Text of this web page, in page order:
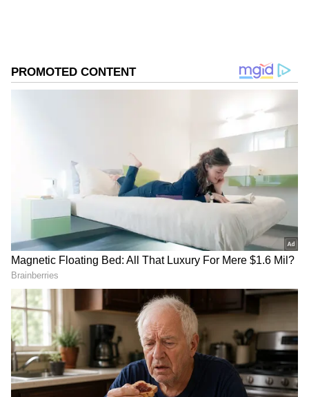
ಭಾವೋದ್ವೇಗದಲ್ಲಿ ಜಾತಿಯ ಹೆಸರನ್ನು ಬಳಸಿ
ನಿಂದಿಸಿಕೊಂಡರೆ, ಅದು ಸ್ವಯಂಚಾಲಿತವಾಗಿ ದೌರ್ಜನ್ಯ ತಡೆ
ಕಾಯ್ದೆಯಡಿ ಶಿಕ್ಷಾರ್ಹ ಅಪರಾಧ ಎನಿಸಿಕೊಳ್ಳುವುದಿಲ್ಲ. ಅಷ್ಟೇ
ಅಲ್ಲದೆ, ಮನೆಯೊಳಗೆ ಇಬ್ಬರ ನಡುವೆ ನಡೆಯುವ ಗಲಾಟೆಯು
ಕೇಳಿಸಿತು ಎಂಬ ಒಂದೇ ಕಾರಣಕ್ಕೆ, ಅದನ್ನು ಸಾರ್ವಜನಿಕ
ವೀಕ್ಷಣೆಯ ಸ್ಥಳದಲ್ಲಿ ನಡೆದ ಅಪರಾಧ ಎಂದು ಪರಿಗಣಿಸಲು
ಕಾನೂನಿನಲ್ಲಿ ಅವಕಾಶವಿಲ್ಲ ಮತ್ತು ಕಾಯ್ದೆಯ ಅಗತ್ಯ
ನಿಯಮಗಳನ್ನು ಪೂರೈಸಲು ಇದು ಖಂಡಿತಾ ಸಾಲುವುದಿಲ್ಲ
ಎಂದು ನ್ಯಾಯಾಲಯ ಸ್ಪಷ್ಟಪಡಿಸಿದೆ.
DOWNLOAD APP
ಆರೋಗ್ಯ, ಸೌಂದರ್ಯ, ಫಿಟ್‌ನೆಸ್,ಕಿಚನ್ ಟಿಪ್ಸ್‌,
ಸಂಬಂಧ, ಫ್ಯಾಷನ್, ರೆಸಿಪಿಅಪ್ಡೇಟ್‌ಗಳಿಗಾಗಿ
ಏಷ್ಯಾನೆಟ್ ಸುವರ್ಣ ನ್ಯೂಸ್‌ ಫಾಲೋ ಮಾಡಿ.
ಸಂಪೂರ್ಣ ಮಾಹಿತಿ ಒಂದೇ ಕ್ಲಿಕ್‌ನಲ್ಲಿ ಲಭ್ಯ. ಏಷ್ಯಾನೆಟ್